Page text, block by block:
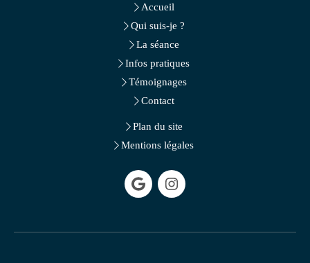
Accueil
Qui suis-je ?
La séance
Infos pratiques
Témoignages
Contact
Plan du site
Mentions légales